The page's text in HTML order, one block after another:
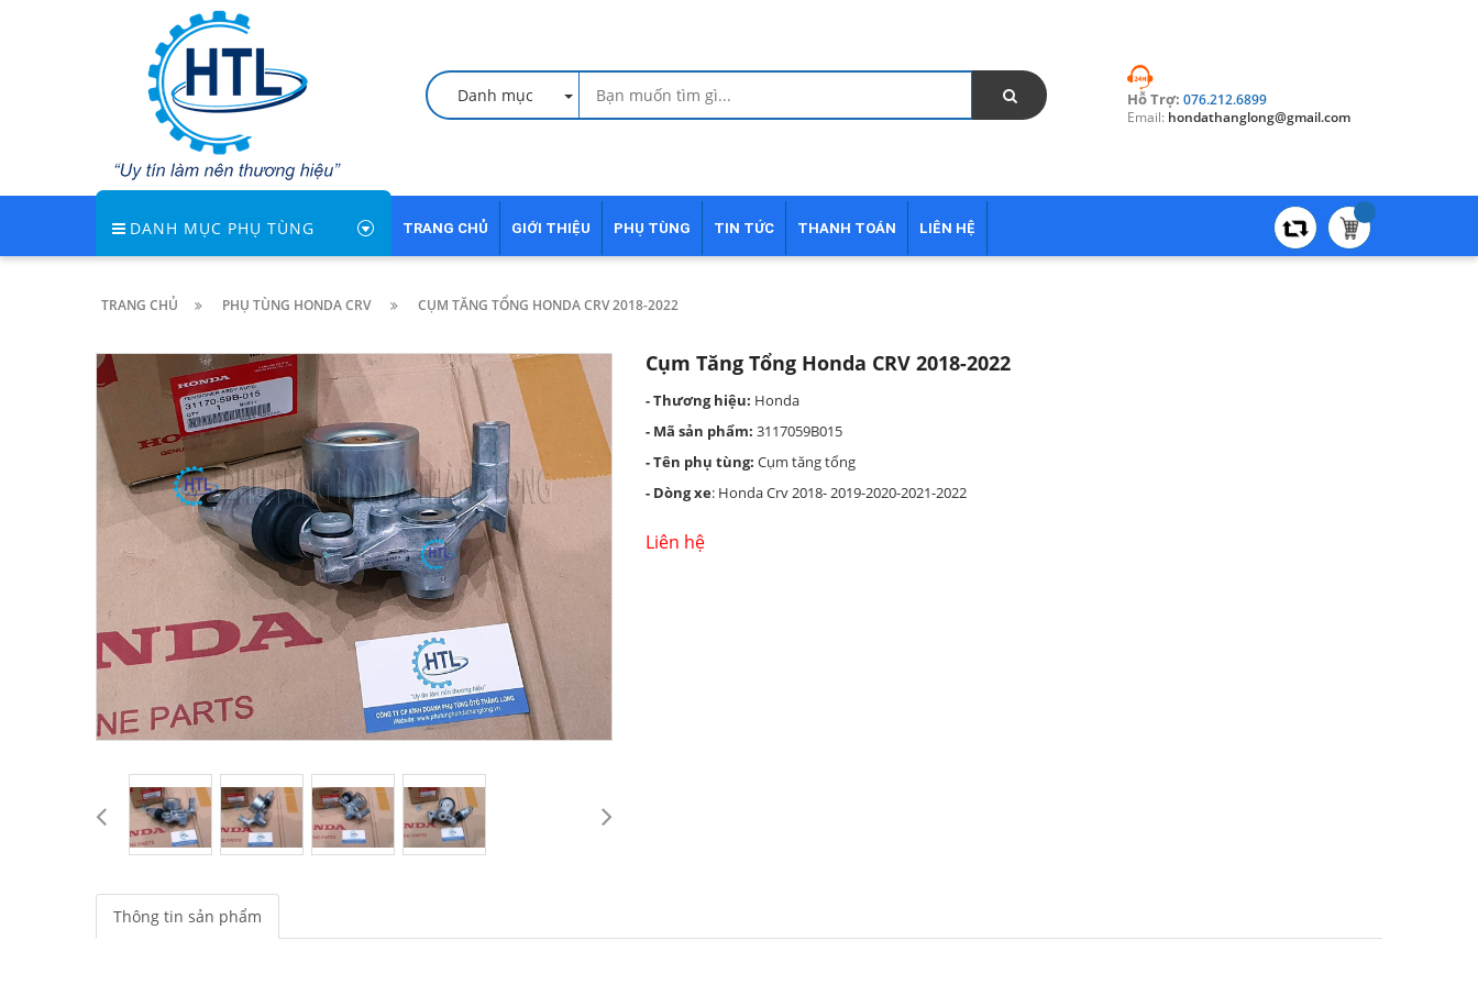
Danh mục Hỗ Trợ: 076.212.6899
Email: hondathanglong@gmail.com
DANH MỤC PHỤ TÙNG TRANG CHỦ GIỚI THIỆU PHỤ TÙNG TIN TỨC THANH TOÁN LIÊN HỆ
TRANG CHỦ PHỤ TÙNG HONDA CRV CỤM TĂNG TỔNG HONDA CRV 2018-2022
Cụm Tăng Tổng Honda CRV 2018-2022
- Thương hiệu: Honda
- Mã sản phẩm: 3117059B015
- Tên phụ tùng: Cụm tăng tổng
- Dòng xe: Honda Crv 2018- 2019-2020-2021-2022
Liên hệ
Thông tin sản phẩm